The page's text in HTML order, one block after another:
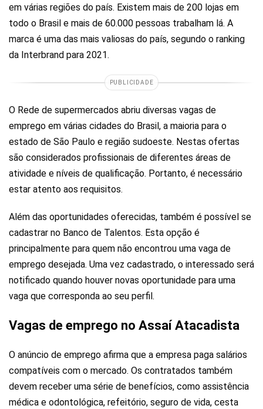
em várias regiões do país. Existem mais de 200 lojas em
todo o Brasil e mais de 60.000 pessoas trabalham lá. A
marca é uma das mais valiosas do país, segundo o ranking
da Interbrand para 2021.
PUBLICIDADE
O Rede de supermercados abriu diversas vagas de
emprego em várias cidades do Brasil, a maioria para o
estado de São Paulo e região sudoeste. Nestas ofertas
são considerados profissionais de diferentes áreas de
atividade e níveis de qualificação. Portanto, é necessário
estar atento aos requisitos.
Além das oportunidades oferecidas, também é possível se
cadastrar no Banco de Talentos. Esta opção é
principalmente para quem não encontrou uma vaga de
emprego desejada. Uma vez cadastrado, o interessado será
notificado quando houver novas oportunidade para uma
vaga que corresponda ao seu perfil.
Vagas de emprego no Assaí Atacadista
O anúncio de emprego afirma que a empresa paga salários
compatíveis com o mercado. Os contratados também
devem receber uma série de benefícios, como assistência
médica e odontológica, refeitório, seguro de vida, cesta